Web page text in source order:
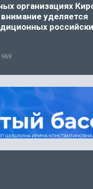
организациях
уделяется
969